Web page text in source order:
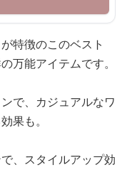
特徴のこのベスト
万能アイテムです。
で、カジュアルなワ
果も。
、スタイルアップ効